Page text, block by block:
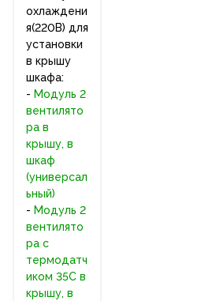
охлаждени
я(220В) для
установки
в крышу
шкафа:
- Модуль 2
вентилято
ра в
крышу, в
шкаф
(универсал
ьный)
- Модуль 2
вентилято
ра с
термодатч
иком 35С в
крышу, в